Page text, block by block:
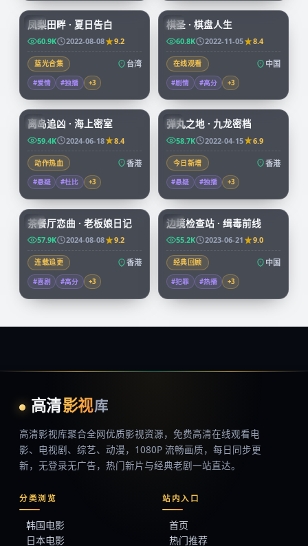
TW
凤梨田畔 · 夏日告白
60.9K 2022-08-08 9.2
蓝光合集 台湾
#爱情 #独播 +3
CN
棋圣 · 棋盘人生
60.8K 2022-11-05 8.4
在线观看 中国
#剧情 #高分 +3
HK
92:58
离岛追凶 · 海上密室
59.4K 2024-06-18 8.4
动作热血 香港
#悬疑 #杜比 +3
HK
99:59
弹丸之地 · 九龙密档
58.7K 2022-04-15 6.9
今日新增 香港
#悬疑 #独播 +3
HK
茶餐厅恋曲 · 老板娘日记
57.9K 2024-08-08 9.2
连载追更 香港
#喜剧 #高分 +3
CN
边境检查站 · 缉毒前线
55.2K 2023-06-21 9.0
经典回顾 中国
#犯罪 #热播 +3
高清影视库
高清影视库聚合全网优质影视资源， 免费高清在线观看电
影、电视剧、综艺、动漫，1080P 流畅画质，每日同步更
新，无登录无广告，热门新片与经典老剧一站直达。
分类浏览
韩国电影
日本电影
站内入口
首页
热门推荐